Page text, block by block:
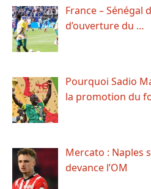
France – Sénégal
d’ouverture du …
Pourquoi Sadio
la promotion du
Mercato : Naples
devance l’OM